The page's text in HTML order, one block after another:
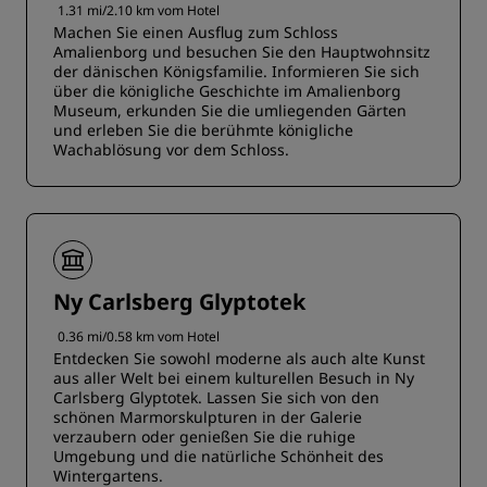
1.31 mi/2.10 km vom Hotel
Machen Sie einen Ausflug zum Schloss
Amalienborg und besuchen Sie den Hauptwohnsitz
der dänischen Königsfamilie. Informieren Sie sich
über die königliche Geschichte im Amalienborg
Museum, erkunden Sie die umliegenden Gärten
und erleben Sie die berühmte königliche
Wachablösung vor dem Schloss.
Ny Carlsberg Glyptotek
0.36 mi/0.58 km vom Hotel
Entdecken Sie sowohl moderne als auch alte Kunst
aus aller Welt bei einem kulturellen Besuch in Ny
Carlsberg Glyptotek. Lassen Sie sich von den
schönen Marmorskulpturen in der Galerie
verzaubern oder genießen Sie die ruhige
Umgebung und die natürliche Schönheit des
Wintergartens.